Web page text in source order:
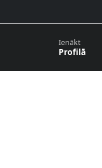
Ienākt
Profilā